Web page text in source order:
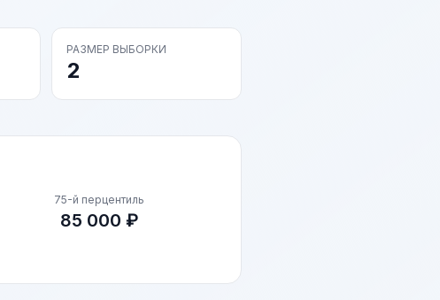
РАЗМЕР ВЫБОРКИ
2
75-й перцентиль
85 000 ₽